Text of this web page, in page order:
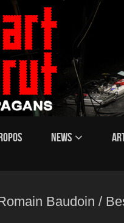
NEWS
Baudoin /